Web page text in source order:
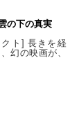
の下の真実
ト] 長きを経
幻の映画が、